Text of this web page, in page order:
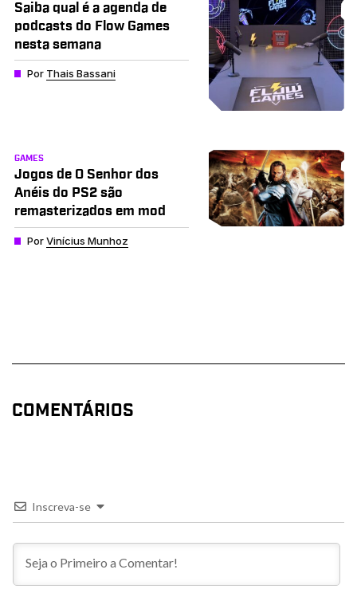
Saiba qual é a agenda de
podcasts do Flow Games
nesta semana
Por Thais Bassani
GAMES
Jogos de O Senhor dos
Anéis do PS2 são
remasterizados em mod
PorVinícius Munhoz
COMENTÁRIOS
Inscreva-se